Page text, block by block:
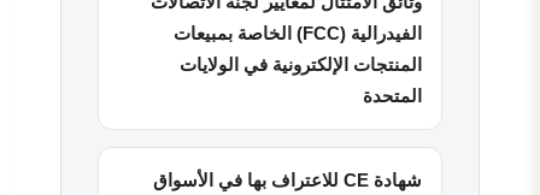
الفيدرالية (FCC) الخاصة بمبيعات
المنتجات الإلكترونية في الولايات
المتحدة
شهادة CE للاعتراف بها في الأسواق